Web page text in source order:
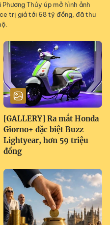
Thúy úp mở hình ảnh
trị giá tới 68 tỷ đồng, đã thu
[GALLERY] Ra mắt Honda
Giorno+ đặc biệt Buzz
Lightyear, hơn 59 triệu
đồng